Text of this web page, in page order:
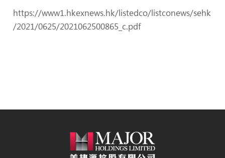
https://www1.hkexnews.hk/listedco/listconews/sehk
/2021/0625/2021062500865_c.pdf